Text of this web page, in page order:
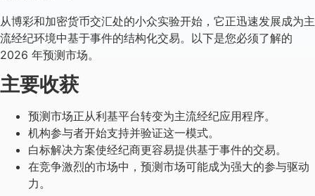
从博彩和加密货币交汇处的小众实验开始，它正迅速发展成为主
流经纪环境中基于事件的结构化交易。以下是您必须了解的
2026 年预测市场。
主要收获
预测市场正从利基平台转变为主流经纪应用程序。
机构参与者开始支持并验证这一模式。
白标解决方案使经纪商更容易提供基于事件的交易。
在竞争激烈的市场中，预测市场可能成为强大的参与驱动
力。